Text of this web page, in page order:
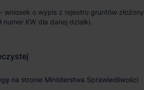
wniosek o wypis z rejestru gruntów złożony
KW dla danej działki.